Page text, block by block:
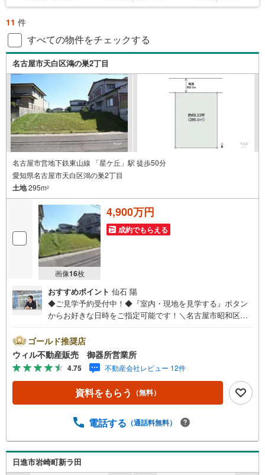
11 件
すべての物件をチェックする
名古屋市天白区鴻の巣2丁目
名古屋市営地下鉄東山線 「星ケ丘」駅 徒歩50分
愛知県名古屋市天白区鴻の巣2丁目
土地295m2
画像16枚
4,900万円
成約でもらえる
おすすめポイント 仙石 陽
◆ご見学予約受付中！◆『室内・現地を見学する』ボタン
からお好きな日時をご指定可能です！＼名古屋市昭和区、
名古屋市昭和区、天白区の直接のご売却依頼を数多くいた
だいている不動産仲介会社です。ネット上で分かる立地環
境はもちろん、過去にお任せいただいたお客様に現地の生
の声をもとに住戸環境を提案致します。＼平日のお住まい
探しの方へ/弊社では平日にご内覧・契約など平日にお住ま
い探しをされるお客様にサービスをご用意しています。＼
ています。事前にご予約頂きましたら営業時間外でのご内
ある方へ/不動産業者間で不動産情報が共有されているの
で、名古屋市全域や、その他隣接エリアでもご内覧が可能
です！ 【御器所営業所】○地下鉄桜通線、鶴舞線「御器
ゴールド推奨店
ウィル不動産販売 御器所営業所
4.75 不動産会社レビュー 12件
資料をもらう （無料）
電話する （通話料無料）
日進市岩崎町新ラ田